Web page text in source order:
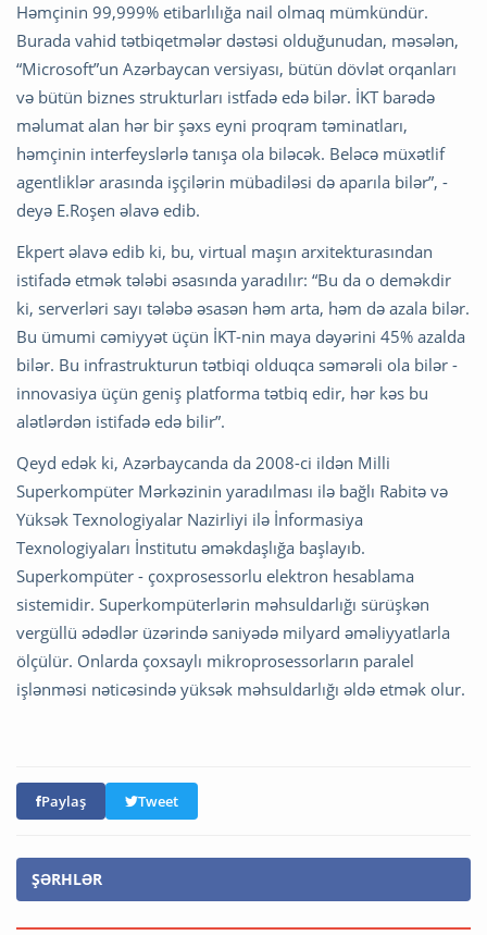
Həmçinin 99,999% etibarlılığa nail olmaq mümkündür.
Burada vahid tətbiqetmələr dəstəsi olduğunudan, məsələn,
“Microsoft”un Azərbaycan versiyası, bütün dövlət orqanları
və bütün biznes strukturları istfadə edə bilər. İKT barədə
məlumat alan hər bir şəxs eyni proqram təminatları,
həmçinin interfeyslərlə tanışa ola biləcək. Beləcə müxətlif
agentliklər arasında işçilərin mübadiləsi də aparıla bilər”, -
deyə E.Roşen əlavə edib.
Ekpert əlavə edib ki, bu, virtual maşın arxitekturasından
istifadə etmək tələbi əsasında yaradılır: “Bu da o deməkdir
ki, serverləri sayı tələbə əsasən həm arta, həm də azala bilər.
Bu ümumi cəmiyyət üçün İKT-nin maya dəyərini 45% azalda
bilər. Bu infrastrukturun tətbiqi olduqca səmərəli ola bilər -
innovasiya üçün geniş platforma tətbiq edir, hər kəs bu
alətlərdən istifadə edə bilir”.
Qeyd edək ki, Azərbaycanda da 2008-ci ildən Milli
Superkompüter Mərkəzinin yaradılması ilə bağlı Rabitə və
Yüksək Texnologiyalar Nazirliyi ilə İnformasiya
Texnologiyaları İnstitutu əməkdaşlığa başlayıb.
Superkompüter - çoxprosessorlu elektron hesablama
sistemidir. Superkompüterlərin məhsuldarlığı sürüşkən
vergüllü ədədlər üzərində saniyədə milyard əməliyyatlarla
ölçülür. Onlarda çoxsaylı mikroprosessorların paralel
işlənməsi nəticəsində yüksək məhsuldarlığı əldə etmək olur.
Paylaş Tweet
ŞƏRHLƏR